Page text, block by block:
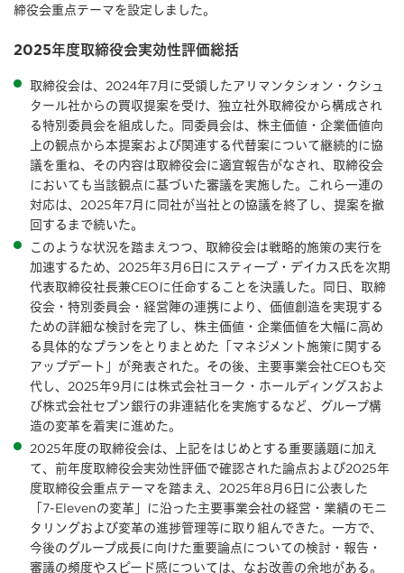
締役会重点テーマを設定しました。
2025年度取締役会実効性評価総括
取締役会は、2024年7月に受領したアリマンタシォン・クシュ
タール社からの買収提案を受け、独立社外取締役から構成され
る特別委員会を組成した。同委員会は、株主価値・企業価値向
上の観点から本提案および関連する代替案について継続的に協
議を重ね、その内容は取締役会に適宜報告がなされ、取締役会
においても当該観点に基づいた審議を実施した。これら一連の
対応は、2025年7月に同社が当社との協議を終了し、提案を撤
回するまで続いた。
このような状況を踏まえつつ、取締役会は戦略的施策の実行を
加速するため、2025年3月6日にスティーブ・デイカス氏を次期
代表取締役社長兼CEOに任命することを決議した。同日、取締
役会・特別委員会・経営陣の連携により、価値創造を実現する
ための詳細な検討を完了し、株主価値・企業価値を大幅に高め
る具体的なプランをとりまとめた「マネジメント施策に関する
アップデート」が発表された。その後、主要事業会社CEOも交
代し、2025年9月には株式会社ヨーク・ホールディングスおよ
び株式会社セブン銀行の非連結化を実施するなど、グループ構
造の変革を着実に進めた。
2025年度の取締役会は、上記をはじめとする重要議題に加え
て、前年度取締役会実効性評価で確認された論点および2025年
度取締役会重点テーマを踏まえ、2025年8月6日に公表した
「7-Elevenの変革」に沿った主要事業会社の経営・業績のモニ
タリングおよび変革の進捗管理等に取り組んできた。一方で、
今後のグループ成長に向けた重要論点についての検討・報告・
審議の頻度やスピード感については、なお改善の余地がある。